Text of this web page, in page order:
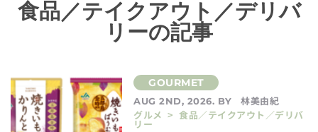
食品／テイクアウト／デリバ
リーの記事
AUG 2ND, 2026. BY
林美由紀
グルメ > 食品／テイクアウト／デリバ
リー